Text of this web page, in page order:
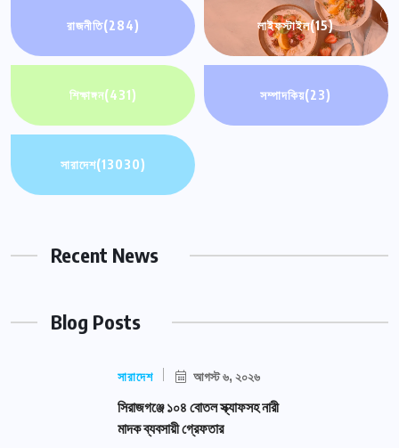
রাজনীতি(284) লাইফস্টাইল(15)
শিক্ষাঙ্গন(431) সম্পাদকিয়(23)
সারাদেশ(13030)
Recent News
Blog Posts
সারাদেশ আগস্ট ৬, ২০২৬
সিরাজগঞ্জে ১০৪ বোতল স্ক্যাফসহ নারী
মাদক ব্যবসায়ী গ্রেফতার